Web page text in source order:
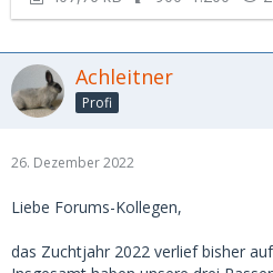
Achleitner
Profi
26. Dezember 2022
Liebe Forums-Kollegen,
das Zuchtjahr 2022 verlief bisher